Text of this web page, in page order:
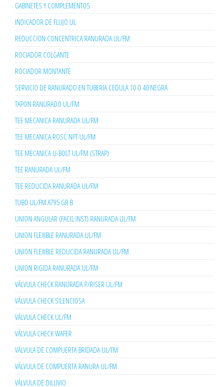
GABINETES Y COMPLEMENTOS
INDICADOR DE FLUJO UL
REDUCCION CONCENTRICA RANURADA UL/FM
ROCIADOR COLGANTE
ROCIADOR MONTANTE
SERVICIO DE RANURADO EN TUBERIA CEDULA 10 O 40 NEGRA
TAPON RANURADO UL/FM
TEE MECANICA RANURADA UL/FM
TEE MECANICA ROSC NPT UL/FM
TEE MECANICA U-BOLT UL/FM (STRAP)
TEE RANURADA UL/FM
TEE REDUCIDA RANURADA UL/FM
TUBO UL/FM A795 GR B
UNION ANGULAR (FACIL INST) RANURADA UL/FM
UNION FLEXIBLE RANURADA UL/FM
UNION FLEXIBLE REDUCIDA RANURADA UL/FM
UNION RIGIDA RANURADA UL/FM
VÁLVULA CHECK RANURADA P/RISER UL/FM
VÁLVULA CHECK SILENCIOSA
VÁLVULA CHECK UL/FM
VÁLVULA CHECK WAFER
VÁLVULA DE COMPUERTA BRIDADA UL/FM
VÁLVULA DE COMPUERTA RANURA UL/FM
VÁLVULA DE DILUVIO